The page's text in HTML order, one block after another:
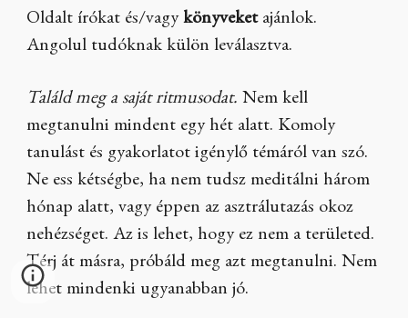
Oldalt írókat és/vagykönyveket ajánlok.
Angolul tudóknak külön leválasztva.
Találd meg a saját ritmusodat. Nem kell
megtanulni mindent egy hét alatt. Komoly
tanulást és gyakorlatot igénylő témáról van szó.
Ne ess kétségbe, ha nem tudsz meditálni három
hónap alatt, vagy éppen az asztrálutazás okoz
nehézséget. Az is lehet, hogy ez nem a területed.
Térj át másra, próbáld meg azt megtanulni. Nem
lehet mindenki ugyanabban jó.